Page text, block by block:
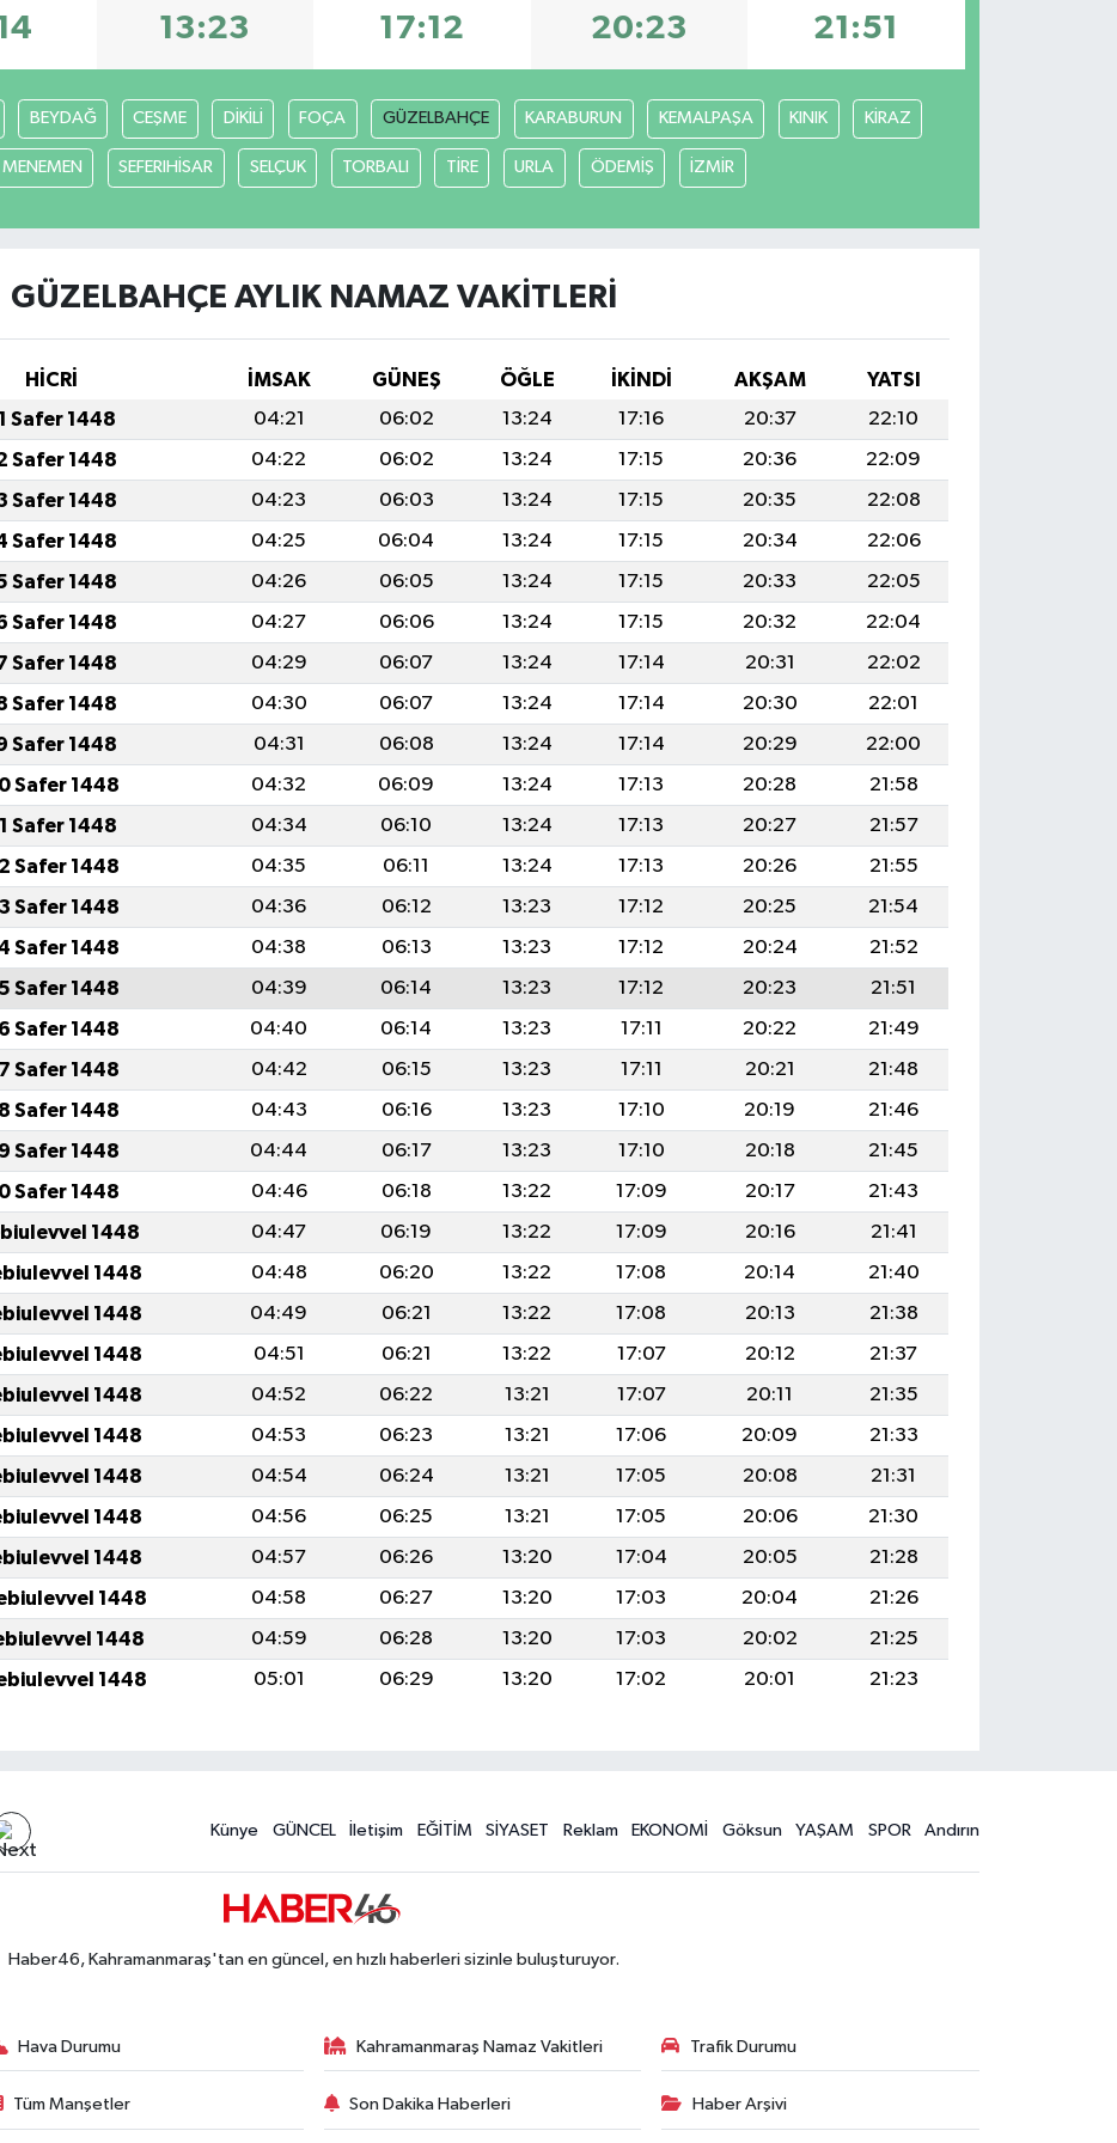
13:23 17:12 20:23 21:51
BEYDAĞ CEŞME DİKİLİ FOÇA GÜZELBAHÇE KARABURUN KEMALPAŞA KINIK KİRAZ
MENEMEN SEFERIHİSAR SELÇUK TORBALI TİRE URLA ÖDEMİŞ İZMİR
GÜZELBAHÇE AYLIK NAMAZ VAKITLERI
HİCRİ İMSAK GÜNEŞ ÖĞLE İKINDI AKŞAM
YATSI
Safer 1448 04:21 06:02 13:24 17:16 20:37
22:10
Safer 1448 04:22 06:02 13:24 17:15 20:36
22:09
Safer 1448 04:23 06:03 13:24 17:15 20:35
22:08
Safer 1448 04:25 06:04 13:24 17:15 20:34
22:06
Safer 1448 04:26 06:05 13:24 17:15 20:33
22:05
Safer 1448 04:27 06:06 13:24 17:15 20:32
22:04
Safer 1448 04:29 06:07 13:24 17:14 20:31
22:02
Safer 1448 04:30 06:07 13:24 17:14 20:30
22:01
Safer 1448 04:31 06:08 13:24 17:14 20:29
22:00
Safer 1448 04:32 06:09 13:24 17:13 20:28
21:58
Safer 1448 04:34 06:10 13:24 17:13 20:27
21:57
Safer 1448 04:35 06:11 13:24 17:13 20:26
21:55
Safer 1448 04:36 06:12 13:23 17:12 20:25
21:54
Safer 1448 04:38 06:13 13:23 17:12 20:24
21:52
Safer 1448 04:39 06:14 13:23 17:12 20:23
21:51
Safer 1448 04:40 06:14 13:23 17:11 20:22
21:49
Safer 1448 04:42 06:15 13:23 17:11 20:21
21:48
Safer 1448 04:43 06:16 13:23 17:10 20:19
21:46
Safer 1448 04:44 06:17 13:23 17:10 20:18
21:45
Safer 1448 04:46 06:18 13:22 17:09 20:17
21:43
1448 04:47 06:19 13:22 17:09 20:16
21:41
1448 04:48 06:20 13:22 17:08 20:14
21:40
1448 04:49 06:21 13:22 17:08 20:13
21:38
1448 04:51 06:21 13:22 17:07 20:12
21:37
1448 04:52 06:22 13:21 17:07 20:11
21:35
1448 04:53 06:23 13:21 17:06 20:09
21:33
1448 04:54 06:24 13:21 17:05 20:08
21:31
1448 04:56 06:25 13:21 17:05 20:06
21:30
1448 04:57 06:26 13:20 17:04 20:05
21:28
1448 04:58 06:27 13:20 17:03 20:04
21:26
1448 04:59 06:28 13:20 17:03 20:02
21:25
1448 05:01 06:29 13:20 17:02 20:01 21:23
Künye GÜNCEL İletişim EĞİTİM SİYASET Reklam EKONOMİ Göksun YAŞAM SPOR Andırın
Haber46, Kahramanmaraş'tan en güncel, en hızlı haberleri sizinle buluşturuyor.
Hava Durumu Kahramanmaraş Namaz Vakitleri Trafik Durumu
Tüm Manşetler Son Dakika Haberleri Haber Arşivi